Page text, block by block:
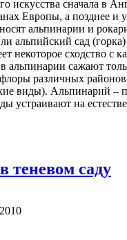
искусства сначала в
Европы, а позднее и
альпинарии и
альпийский сад
некоторое сходство с
альпинарии сажают
различных
виды). Альпинарий –
устраивают на
теневом саду